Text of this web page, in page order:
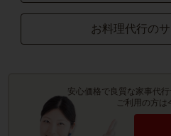
お料理代行の
安心価格で良質な家事代
ご利用の方は